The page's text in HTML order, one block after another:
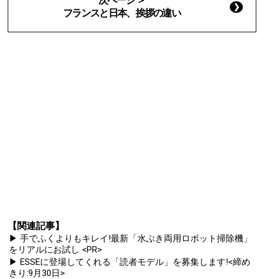
フランスと日本、挨拶の違い
【関連記事】
▶ 手でふくよりもキレイ!最新「水ぶき両用ロボット掃除機」
をリアルにお試し <PR>
▶ ESSEに登場してくれる「読者モデル」を募集します!<締め
きり:9月30日>